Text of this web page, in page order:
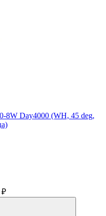
8W Day4000 (WH, 45 deg,
₽